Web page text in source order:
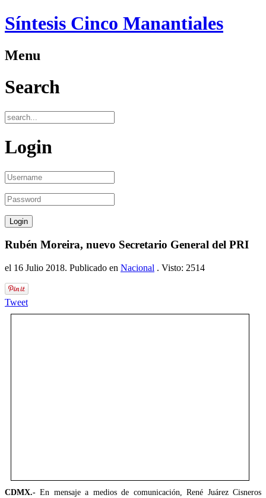
Síntesis Cinco Manantiales
Menu
Search
Login
Rubén Moreira, nuevo Secretario General del PRI
el 16 Julio 2018. Publicado en Nacional . Visto: 2514
Tweet
CDMX.-En mensaje a medios de comunicación, René Juárez Cisneros